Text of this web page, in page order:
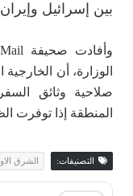
بين إسرائيل
الوزارة، أن
صلاحية وثائق
المنطقة إذا توفرت
التصنيفات: الشرق